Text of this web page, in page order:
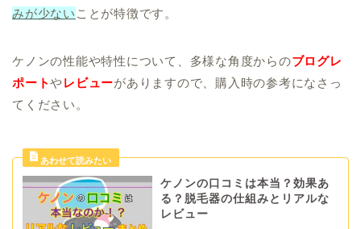
みが少ない ことが特徴です。
ケノンの性能や特性について、多様な角度からのブログレ
ポートやレビューがありますので、購入時の参考になさっ
てください。
ケノンの口コミは本当？効果あ
る？脱毛器の仕組みとリアルな
レビュー